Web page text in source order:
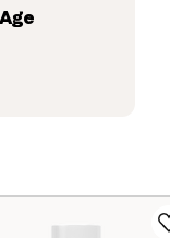
Te
aangegeven